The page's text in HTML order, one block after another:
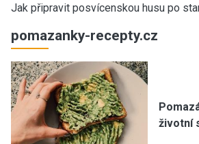
Jak připravit posvícenskou husu po
pomazanky-recepty.cz
životní